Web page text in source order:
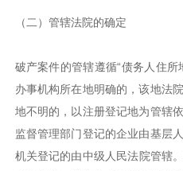
（二）管辖法院的确定
破产案件的管辖遵循“债务人住
办事机构所在地明确的，该地法
地不明的，以注册登记地为管辖
监督管理部门登记的企业由基层
机关登记的由中级人民法院管辖